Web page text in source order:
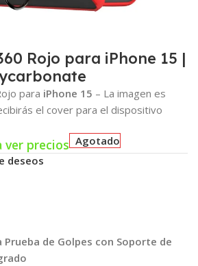
Rojo para iPhone 15 |
para iPhone 15 – La imagen es
el cover para el dispositivo
ver precios Agotado
deseos
de Golpes con Soporte de